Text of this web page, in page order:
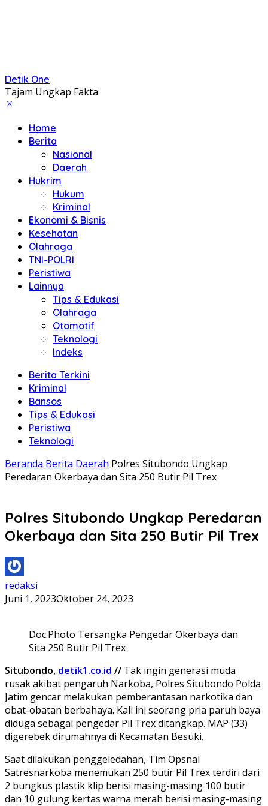
Detik One
Tajam Ungkap Fakta
Home
Berita
Nasional
Daerah
Hukrim
Hukum
Kriminal
Ekonomi & Bisnis
Kesehatan
Olahraga
TNI-POLRI
Peristiwa
Lainnya
Tips & Edukasi
Olahraga
Otomotif
Teknologi
Indeks
Berita Terkini
Kriminal
Bansos
Tips & Edukasi
Peristiwa
Teknologi
Beranda Berita Daerah Polres Situbondo Ungkap
Peredaran Okerbaya dan Sita 250 Butir Pil Trex
Polres Situbondo Ungkap Peredaran
Okerbaya dan Sita 250 Butir Pil Trex
redaksi
Juni 1, 2023Oktober 24, 2023
Doc.Photo Tersangka Pengedar Okerbaya dan
Sita 250 Butir Pil Trex
Situbondo, detik1.co.id // Tak ingin generasi muda
rusak akibat pengaruh Narkoba, Polres Situbondo Polda
Jatim gencar melakukan pemberantasan narkotika dan
obat-obatan berbahaya. Kali ini seorang pria paruh baya
diduga sebagai pengedar Pil Trex ditangkap. MAP (33)
digerebek dirumahnya di Kecamatan Besuki.
Saat dilakukan penggeledahan, Tim Opsnal
Satresnarkoba menemukan 250 butir Pil Trex terdiri dari
2 bungkus plastik klip berisi masing-masing 100 butir
dan 10 gulung kertas warna merah berisi masing-masing